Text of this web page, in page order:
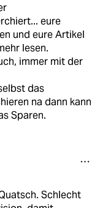
eure
und eure Artikel
lesen.
immer mit der
das
na dann kann
Sparen.
Schlecht